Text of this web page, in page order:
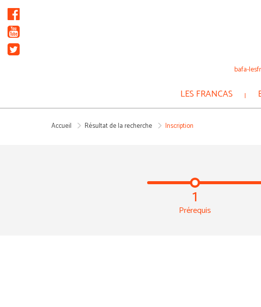
bafa-
LES FRANCAS
Accueil Résultat de la recherche Inscription
1
Prérequis